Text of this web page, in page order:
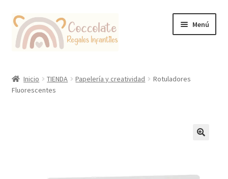
Ir
la
Ir
contenido
Menú
Coccolate Puericultura y Juguetería Educativa
Inicio TIENDA Papelería y creatividad
Rotuladores
Fluorescentes